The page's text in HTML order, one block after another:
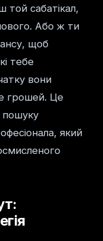
сабатікал,
Або ж ти
щоб
тебе
вони
грошей. Це
пошуку
який